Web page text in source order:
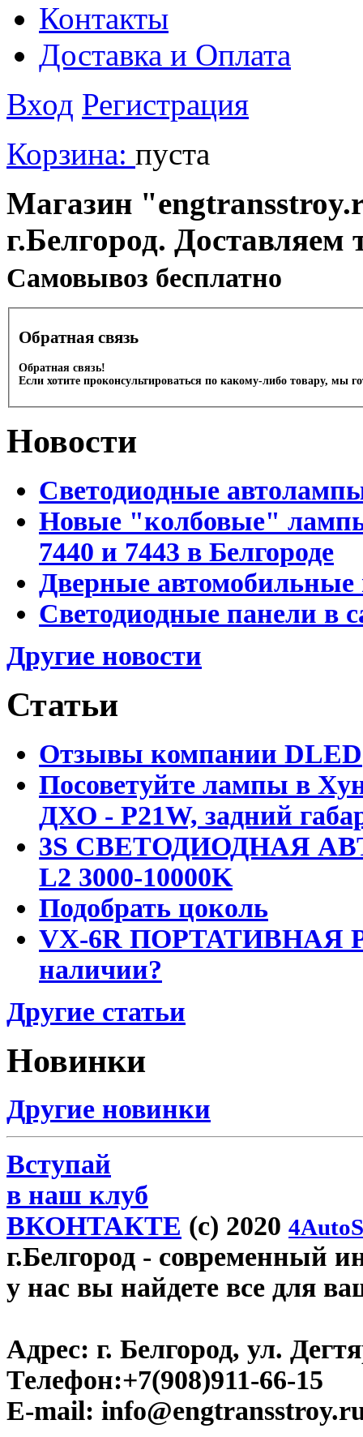
Контакты
Доставка и Оплата
Вход Регистрация
Корзина: пуста
Магазин
г.Белгород.
Cамовывоз бесплатно
Обратная связь
Обратная связь!
Если хотите проконсультироваться по какому-либо товару, мы
Новости
Светодиодные
Новые "колбовые"
7440 и 7443 в Белгороде
Дверные автомобильные
Светодиодные панели в
Другие новости
Статьи
Отзывы компании DLED
Посоветуйте лампы в
ДХО - P21W, задний
3S СВЕТОДИОДНАЯ
L2 3000-10000K
Подобрать цоколь
VX-6R ПОРТАТИВНАЯ
наличии?
Другие статьи
Новинки
Другие новинки
Вступай
в наш клуб
ВКОНТАКТЕ (c) 2020
г.Белгород - современный
у нас вы найдете все для
Адрес: г. Белгород, ул.
Телефон:+7(908)911-66-15
E-mail: